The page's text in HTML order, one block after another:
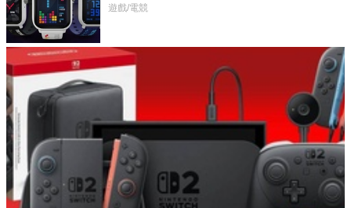
不過竟然不能連手機？
遊戲/電競